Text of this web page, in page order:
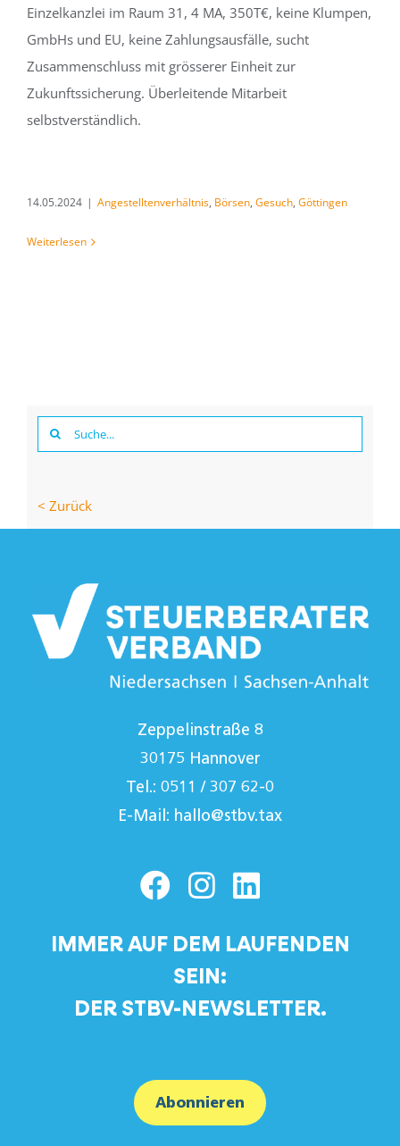
Einzelkanzlei im Raum 31, 4 MA, 350T€, keine Klumpen,
GmbHs und EU, keine Zahlungsausfälle, sucht
Zusammenschluss mit grösserer Einheit zur
Zukunftssicherung. Überleitende Mitarbeit
selbstverständlich.
14.05.2024 | Angestelltenverhältnis, Börsen, Gesuch, Göttingen
Weiterlesen
Suche
nach:
< Zurück
Zeppelinstraße 8
30175 Hannover
Tel.: 0511 / 307 62-0
E-Mail: hallo@stbv.tax
IMMER AUF DEM LAUFENDEN
SEIN:
DER STBV-NEWSLETTER.
Abonnieren